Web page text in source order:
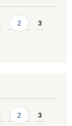
2 3
2 3